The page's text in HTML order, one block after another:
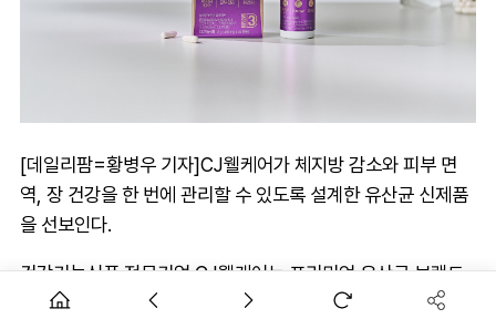
[데일리팜=황병우 기자]CJ웰케어가 체지방 감소와 피부 면
역, 장 건강을 한 번에 관리할 수 있도록 설계한 유산균 신제품
을 선보인다.
건강기능식품 전문기업 CJ웰케어는 프리미엄 유산균 브랜드
'바이오코어(BYOCORE)'의 신제품 '쓰리핏 유산균 다이어